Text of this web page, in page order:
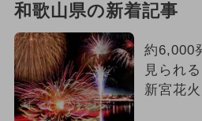
和歌山県の新着記事
約6,000
見られ
新宮花